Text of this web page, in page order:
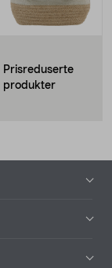
Prisreduserte
produkter